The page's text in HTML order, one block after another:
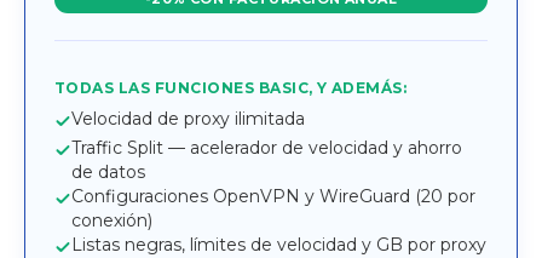
TODAS LAS FUNCIONES BASIC, Y ADEMÁS:
Velocidad de proxy ilimitada
Traffic Split — acelerador de velocidad y ahorro
de datos
Configuraciones OpenVPN y WireGuard (20 por
conexión)
Listas negras, límites de velocidad y GB por proxy